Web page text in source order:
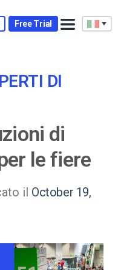
Free Trial
DI
di
le fiere
il October 19,